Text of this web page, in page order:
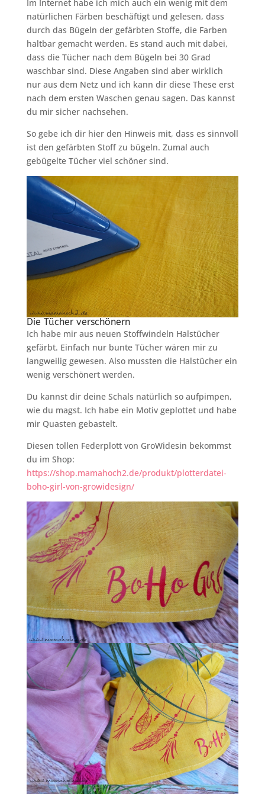
Im Internet habe ich mich auch ein wenig mit dem
natürlichen Färben beschäftigt und gelesen, dass
durch das Bügeln der gefärbten Stoffe, die Farben
haltbar gemacht werden. Es stand auch mit dabei,
dass die Tücher nach dem Bügeln bei 30 Grad
waschbar sind. Diese Angaben sind aber wirklich
nur aus dem Netz und ich kann dir diese These erst
nach dem ersten Waschen genau sagen. Das kannst
du mir sicher nachsehen.
So gebe ich dir hier den Hinweis mit, dass es sinnvoll
ist den gefärbten Stoff zu bügeln. Zumal auch
gebügelte Tücher viel schöner sind.
Die Tücher verschönern
Ich habe mir aus neuen Stoffwindeln Halstücher
gefärbt. Einfach nur bunte Tücher wären mir zu
langweilig gewesen. Also mussten die Halstücher ein
wenig verschönert werden.
Du kannst dir deine Schals natürlich so aufpimpen,
wie du magst. Ich habe ein Motiv geplottet und habe
mir Quasten gebastelt.
Diesen tollen Federplott von GroWidesin bekommst
du im Shop:
https://shop.mamahoch2.de/produkt/plotterdatei-
boho-girl-von-growidesign/